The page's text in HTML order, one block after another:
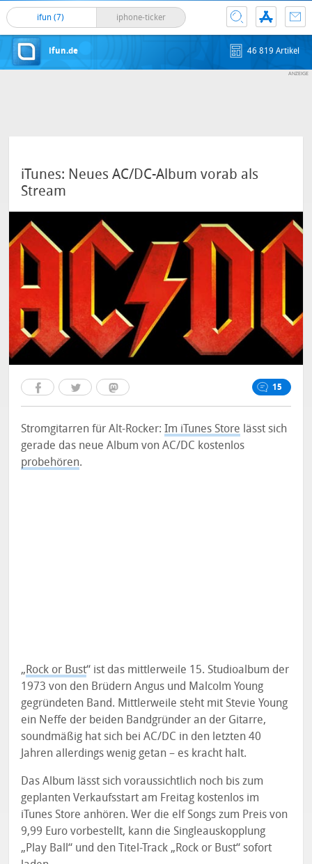
ifun (7) iphone-ticker
ifun.de 46 819 Artikel
iTunes: Neues AC/DC-Album vorab als
Stream
15
Stromgitarren für Alt-Rocker:Im iTunes Store lässt sich
gerade das neue Album von AC/DC kostenlos
probehören.
„Rock or Bust“ ist das mittlerweile 15. Studioalbum der
1973 von den Brüdern Angus und Malcolm Young
gegründeten Band. Mittlerweile steht mit Stevie Young
ein Neffe der beiden Bandgründer an der Gitarre,
soundmäßig hat sich bei AC/DC in den letzten 40
Jahren allerdings wenig getan – es kracht halt.
Das Album lässt sich voraussichtlich noch bis zum
geplanten Verkaufsstart am Freitag kostenlos im
iTunes Store anhören. Wer die elf Songs zum Preis von
9,99 Euro vorbestellt, kann die Singleauskopplung
„Play Ball“ und den Titel-Track „Rock or Bust“ sofort